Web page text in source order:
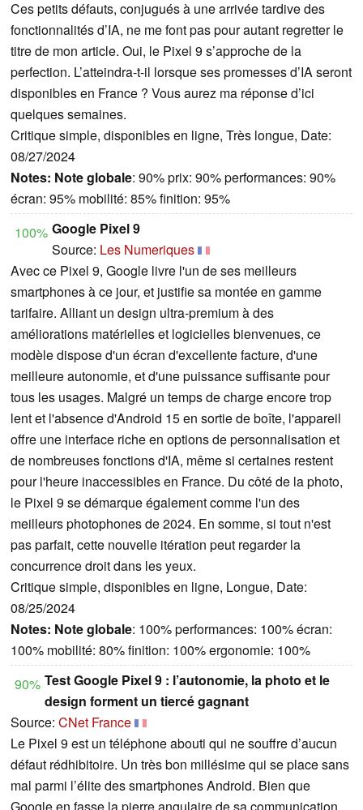
Ces petits défauts, conjugués à une arrivée tardive des
fonctionnalités d’IA, ne me font pas pour autant regretter le
titre de mon article. Oui, le Pixel 9 s’approche de la
perfection. L’atteindra-t-il lorsque ses promesses d’IA seront
disponibles en France ? Vous aurez ma réponse d’ici
quelques semaines.
Critique simple, disponibles en ligne, Très longue, Date:
08/27/2024
Notes: Note globale: 90% prix: 90% performances: 90%
écran: 95% mobilité: 85% finition: 95%
100% Google Pixel 9
Source: Les Numeriques
Avec ce Pixel 9, Google livre l'un de ses meilleurs
smartphones à ce jour, et justifie sa montée en gamme
tarifaire. Alliant un design ultra-premium à des
améliorations matérielles et logicielles bienvenues, ce
modèle dispose d'un écran d'excellente facture, d'une
meilleure autonomie, et d'une puissance suffisante pour
tous les usages. Malgré un temps de charge encore trop
lent et l'absence d'Android 15 en sortie de boîte, l'appareil
offre une interface riche en options de personnalisation et
de nombreuses fonctions d'IA, même si certaines restent
pour l'heure inaccessibles en France. Du côté de la photo,
le Pixel 9 se démarque également comme l'un des
meilleurs photophones de 2024. En somme, si tout n'est
pas parfait, cette nouvelle itération peut regarder la
concurrence droit dans les yeux.
Critique simple, disponibles en ligne, Longue, Date:
08/25/2024
Notes: Note globale: 100% performances: 100% écran:
100% mobilité: 80% finition: 100% ergonomie: 100%
90% Test Google Pixel 9 : l’autonomie, la photo et le
design forment un tiercé gagnant
Source: CNet France
Le Pixel 9 est un téléphone abouti qui ne souffre d’aucun
défaut rédhibitoire. Un très bon millésime qui se place sans
mal parmi l’élite des smartphones Android. Bien que